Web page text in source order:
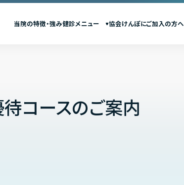
当院の特徴・強み健診メニュー 協会けんぽにご加入の方へ
コースのご案内